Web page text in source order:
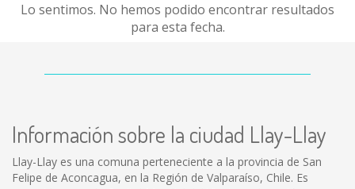
Lo sentimos. No hemos podido encontrar resultados
para esta fecha.
Información sobre la ciudad Llay-Llay
Llay-Llay es una comuna perteneciente a la provincia de San
Felipe de Aconcagua, en la Región de Valparaíso, Chile. Es